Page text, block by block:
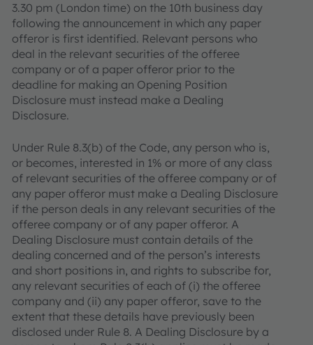
3.30 pm (London time) on the 10th business day
following the announcement in which any paper
offeror is first identified. Relevant persons who
deal in the relevant securities of the offeree
company or of a paper offeror prior to the
deadline for making an Opening Position
Disclosure must instead make a Dealing
Disclosure.
Under Rule 8.3(b) of the Code, any person who is,
or becomes, interested in 1% or more of any class
of relevant securities of the offeree company or of
any paper offeror must make a Dealing Disclosure
if the person deals in any relevant securities of the
offeree company or of any paper offeror. A
Dealing Disclosure must contain details of the
dealing concerned and of the person’s interests
and short positions in, and rights to subscribe for,
any relevant securities of each of (i) the offeree
company and (ii) any paper offeror, save to the
extent that these details have previously been
disclosed under Rule 8. A Dealing Disclosure by a